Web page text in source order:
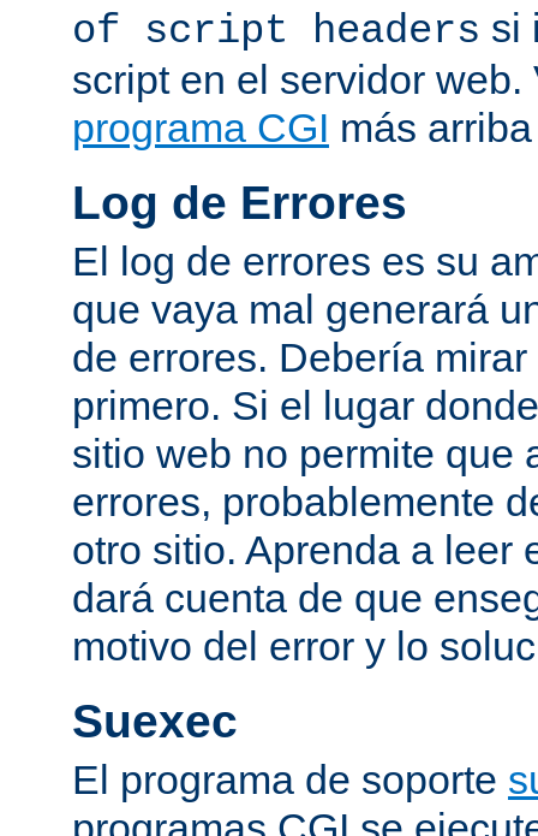
of script headers si
script en el servidor
programa CGI más
Log de Errores
El log de errores es su
que vaya mal generará
de errores. Debería
primero. Si el lugar
sitio web no permite que
errores, probablemente
otro sitio. Aprenda a leer
dará cuenta de que
motivo del error y lo
Suexec
El programa de soporte